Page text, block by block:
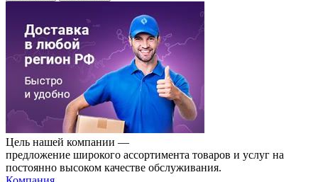
Цель нашей компании —
предложение широкого ассортимента товаров и услуг на
постоянно высоком качестве обслуживания.